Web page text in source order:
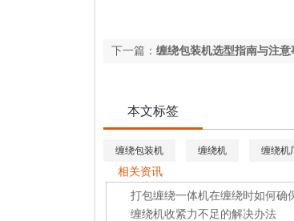
下一篇： 缠绕包装机选型指南与注意
本文标签
缠绕包装机 缠绕机 缠绕机
相关资讯
打包缠绕一体机在缠绕时如何确
缠绕机收紧力不足的解决办法